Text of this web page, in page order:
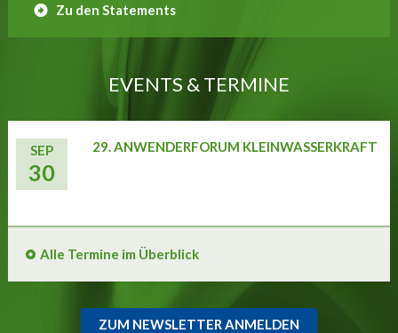
Zu den Statements
EVENTS & TERMINE
SEP
30
29. ANWENDERFORUM KLEINWASSERKRAFT
Alle Termine im Überblick
ZUM NEWSLETTER ANMELDEN